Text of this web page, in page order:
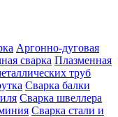
Аргонно-дуговая
сварка Плазменная
труб
Сварка балки
Сварка швеллера
Сварка стали и